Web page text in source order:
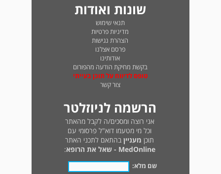
שונות ואודות
תנאי שימוש
מדיניות פרטיות
הצהרת נגישות
פרסם אצלנו
אודותינו
בקשת מחיקת הודעה מהפורום
טופס לדיווח על תוכן בעייתי
צור קשר
הרשמה לניוזלטר
אני רוצה ומסכים/ה לקבל מהאתר
וכל מי מטעמו דוא"ל פרסומי עם
תוכן מעניין בהתאם לתכני האתר
MedOnline - שאל את הרופא
:
שם מלא: